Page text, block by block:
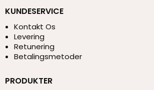
KUNDESERVICE
Kontakt Os
Levering
Retunering
Betalingsmetoder
PRODUKTER